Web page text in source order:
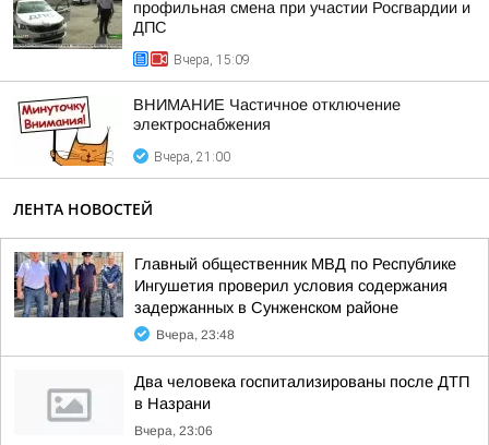
профильная смена при участии Росгвардии и
ДПС
Вчера, 15:09
ВНИМАНИЕ Частичное отключение
электроснабжения
Вчера, 21:00
ЛЕНТА НОВОСТЕЙ
Главный общественник МВД по Республике
Ингушетия проверил условия содержания
задержанных в Сунженском районе
Вчера, 23:48
Два человека госпитализированы после ДТП
в Назрани
Вчера, 23:06